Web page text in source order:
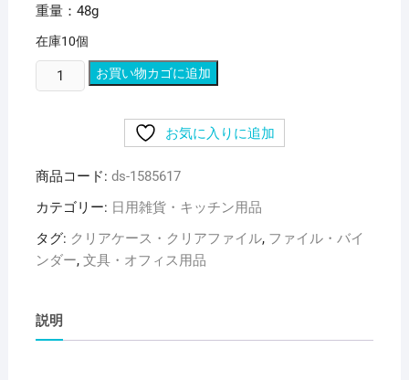
重量：48g
在庫10個
と
ト
ラ
ク
リ
ー
お買い物カゴに追加
お気に入りに追加
商品コード: ds-1585617
カテゴリー: 日用雑貨・キッチン用品
タグ: クリアケース・クリアファイル, ファイル・バイ
ンダー, 文具・オフィス用品
説明